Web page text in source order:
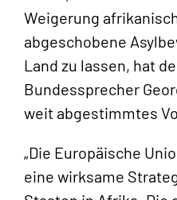
Weigerung
abgeschobene
Land zu lassen, hat
Bundessprecher
weit abgestimmtes
„Die Europäische
eine wirksame